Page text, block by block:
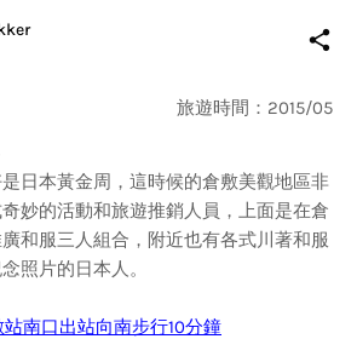
旅遊時間：2015/05
日本黃金周，這時候的倉敷美觀地區非
妙的活動和旅遊推銷人員，上面是在倉
和服三人組合，附近也有各式川著和服
照片的日本人。
站南口出站向南步行10分鐘